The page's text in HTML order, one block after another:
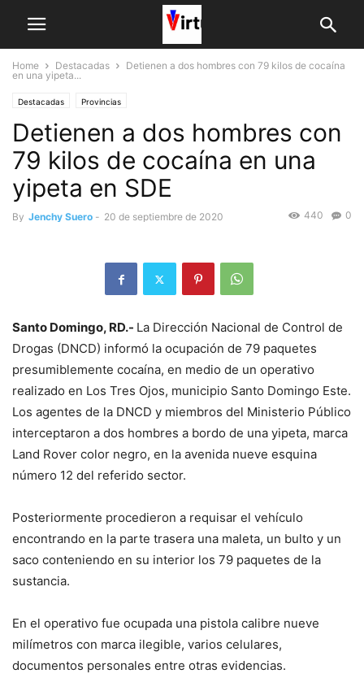
Home Destacadas
Detienen a dos hombres con 79 kilos de cocaína
en una yipeta...
Destacadas Provincias
Detienen a dos hombres con
79 kilos de cocaína en una
yipeta en SDE
By Jenchy Suero - 20 de septiembre de 2020 0
440
Santo Domingo, RD.- La Dirección Nacional de Control de
Drogas (DNCD) informó la ocupación de 79 paquetes
presumiblemente cocaína, en medio de un operativo
realizado en Los Tres Ojos, municipio Santo Domingo Este.
Los agentes de la DNCD y miembros del Ministerio Público
interceptaron a dos hombres a bordo de una yipeta, marca
Land Rover color negro, en la avenida nueve esquina
número 12 del referido sector.
Posteriormente procedieron a requisar el vehículo
encontrando en la parte trasera una maleta, un bulto y un
saco conteniendo en su interior los 79 paquetes de la
sustancia.
En el operativo fue ocupada una pistola calibre nueve
milímetros con marca ilegible, varios celulares,
documentos personales entre otras evidencias.